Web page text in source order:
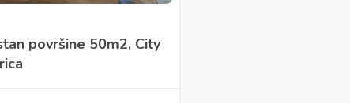
površine 50m2, City